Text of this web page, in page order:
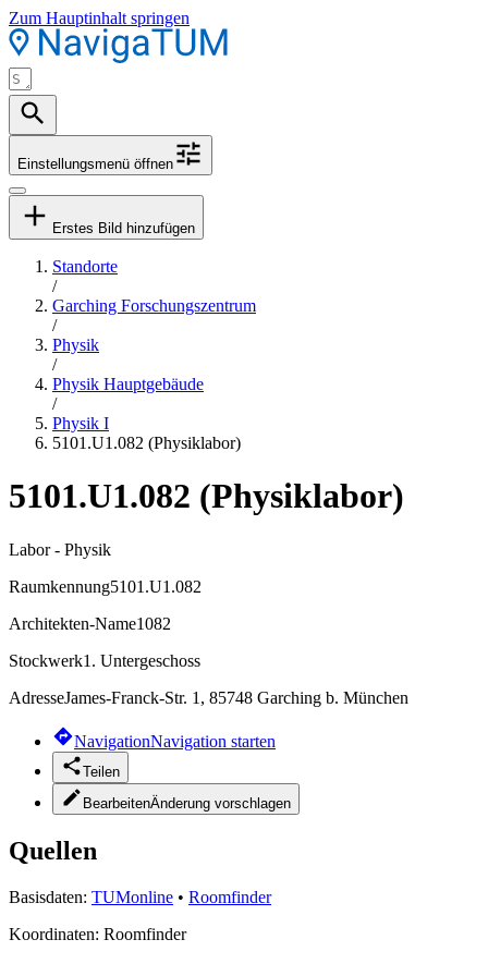
Zum Hauptinhalt springen
Einstellungsmenü öffnen
Erstes Bild hinzufügen
Standorte
/
Garching Forschungszentrum
/
Physik
/
Physik Hauptgebäude
/
Physik I
5101.U1.082 (Physiklabor)
5101.U1.082 (Physiklabor)
Labor - Physik
Raumkennung5101.U1.082
Architekten-Name1082
Stockwerk1. Untergeschoss
AdresseJames-Franck-Str. 1, 85748 Garching b. München
NavigationNavigation starten
Teilen
BearbeitenÄnderung vorschlagen
Quellen
Basisdaten: TUMonline • Roomfinder
Koordinaten: Roomfinder